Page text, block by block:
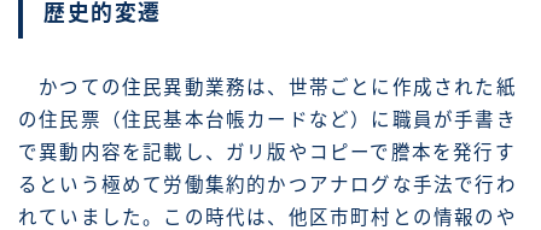
歴史的変遷
かつての住民異動業務は、世帯ごとに作成された紙
の住民票（住民基本台帳カードなど）に職員が手書き
で異動内容を記載し、ガリ版やコピーで謄本を発行す
るという極めて労働集約的かつアナログな手法で行わ
れていました。この時代は、他区市町村との情報のや